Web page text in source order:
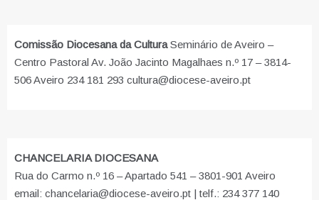
Comissão Diocesana da CulturaSeminário de Aveiro –
Centro Pastoral Av. João Jacinto Magalhaes n.º 17 – 3814-
506 Aveiro 234 181 293 cultura@diocese-aveiro.pt
CHANCELARIA DIOCESANA
Rua do Carmo n.º 16 – Apartado 541 – 3801-901 Aveiro
email: chancelaria@diocese-aveiro.pt | telf.: 234 377 140